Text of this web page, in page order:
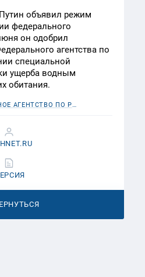
объявил режим
федерального
он одобрил
агентства по
специальной
ущерба водным
обитания.
ФЕДЕРАЛЬНОЕ АГЕНТСТВО ПО РЫБОЛОВСТВУ (РОСРЫБОЛОВСТВО)